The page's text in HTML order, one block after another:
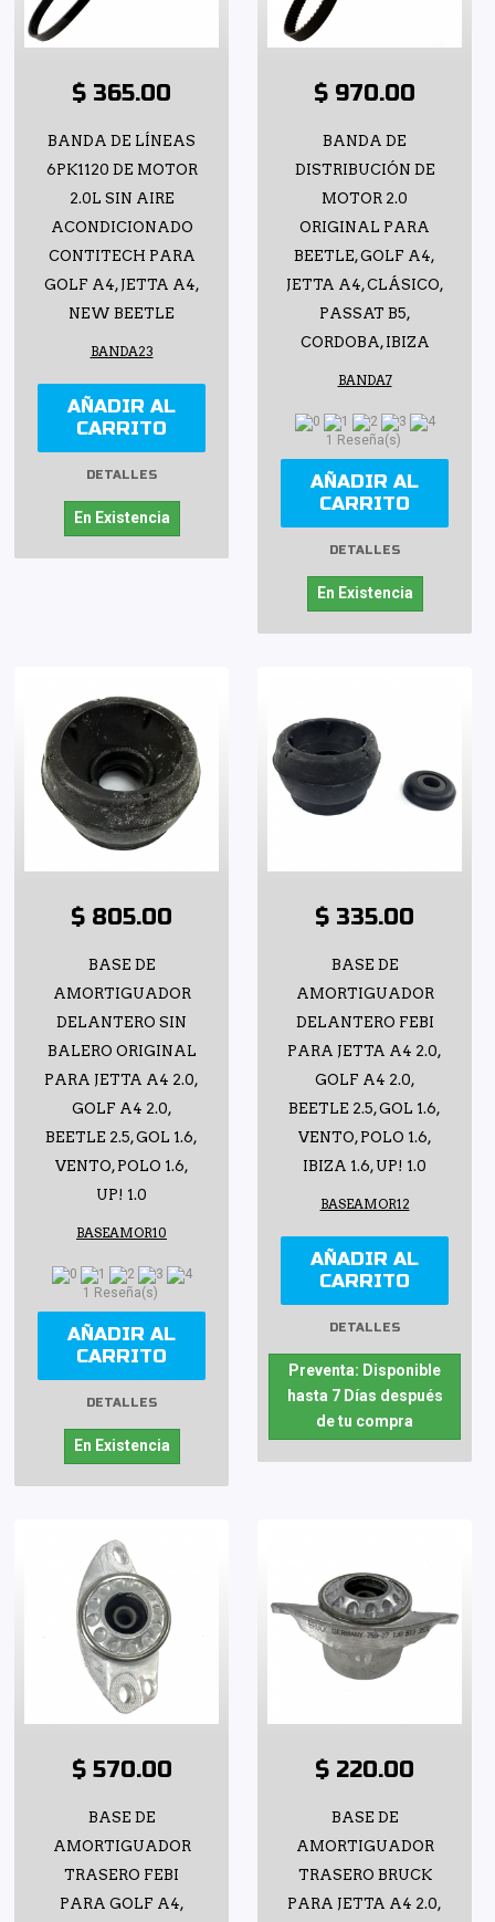
$ 365.00
BANDA DE LÍNEAS
6PK1120 DE MOTOR
2.0L SIN AIRE
ACONDICIONADO
CONTITECH PARA
GOLF A4, JETTA A4,
NEW BEETLE
BANDA23
AÑADIR AL
CARRITO
DETALLES
En Existencia
$ 970.00
BANDA DE
DISTRIBUCIÓN DE
MOTOR 2.0
ORIGINAL PARA
BEETLE, GOLF A4,
JETTA A4, CLÁSICO,
PASSAT B5,
CORDOBA, IBIZA
BANDA7
1 Reseña(s)
AÑADIR AL
CARRITO
DETALLES
En Existencia
$ 805.00
BASE DE
AMORTIGUADOR
DELANTERO SIN
BALERO ORIGINAL
PARA JETTA A4 2.0,
GOLF A4 2.0,
BEETLE 2.5, GOL 1.6,
VENTO, POLO 1.6,
UP! 1.0
BASEAMOR10
1 Reseña(s)
AÑADIR AL
CARRITO
DETALLES
En Existencia
$ 335.00
BASE DE
AMORTIGUADOR
DELANTERO FEBI
PARA JETTA A4 2.0,
GOLF A4 2.0,
BEETLE 2.5, GOL 1.6,
VENTO, POLO 1.6,
IBIZA 1.6, UP! 1.0
BASEAMOR12
AÑADIR AL
CARRITO
DETALLES
Preventa: Disponible
hasta 7 Días después
de tu compra
$ 570.00
BASE DE
AMORTIGUADOR
TRASERO FEBI
PARA GOLF A4,
$ 220.00
BASE DE
AMORTIGUADOR
TRASERO BRUCK
PARA JETTA A4 2.0,